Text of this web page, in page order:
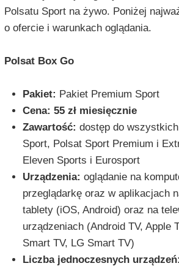
Polsatu Sport na żywo. Poniżej
o ofercie i warunkach oglądania.
Polsat Box Go
Pakiet: Pakiet Premium Sport
Cena: 55 zł miesięcznie
Zawartość: dostęp do
Sport, Polsat Sport Premium i
Eleven Sports i Eurosport
Urządzenia: oglądanie na
przeglądarkę oraz w aplikacjach
tablety (iOS, Android) oraz na
urządzeniach (Android TV, Apple
Smart TV, LG Smart TV)
Liczba jednoczesnych urządzeń: